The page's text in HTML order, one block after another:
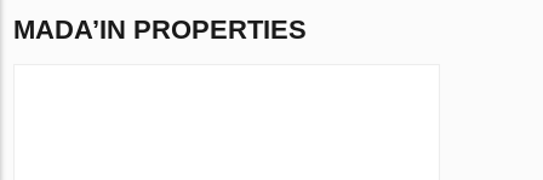
MADA’IN PROPERTIES